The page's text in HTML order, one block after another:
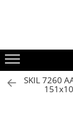
Atomizoare si
Atomizoare
Pulverizatoare
SKIL 7260